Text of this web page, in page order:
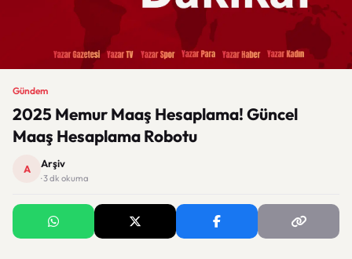
Gündem
2025 Memur Maaş Hesaplama! Güncel
Maaş Hesaplama Robotu
A Arşiv
· 3 dk okuma